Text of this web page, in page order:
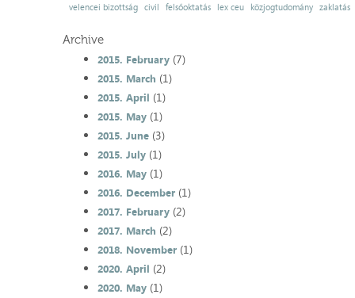
velencei bizottság
civil felsőoktatás lex ceu közjogtudomány zaklatás
Archive
2015. February(7)
2015. March (1)
2015. April (1)
2015. May(1)
2015. June(3)
2015. July(1)
2016. May(1)
2016. December(1)
2017. February(2)
2017. March (2)
2018. November(1)
2020. April (2)
2020. May(1)